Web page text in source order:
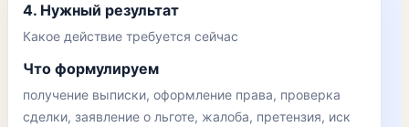
4. Нужный результат
Какое действие требуется сейчас
Что формулируем
получение выписки, оформление права, проверка
сделки, заявление о льготе, жалоба, претензия, иск